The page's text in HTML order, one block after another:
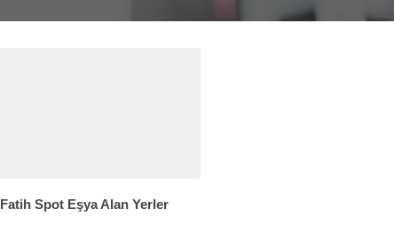
Fatih Spot Eşya Alan Yerler